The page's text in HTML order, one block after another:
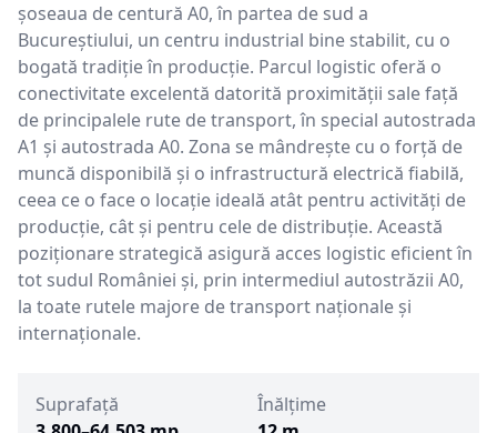
șoseaua de centură A0, în partea de sud a
Bucureștiului, un centru industrial bine stabilit, cu o
bogată tradiție în producție. Parcul logistic oferă o
conectivitate excelentă datorită proximității sale față
de principalele rute de transport, în special autostrada
A1 și autostrada A0. Zona se mândrește cu o forță de
muncă disponibilă și o infrastructură electrică fiabilă,
ceea ce o face o locație ideală atât pentru activități de
producție, cât și pentru cele de distribuție. Această
poziționare strategică asigură acces logistic eficient în
tot sudul României și, prin intermediul autostrăzii A0,
la toate rutele majore de transport naționale și
internaționale.
Suprafață
Înălțime